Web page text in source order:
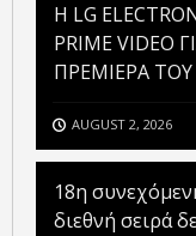
H LG
PRIME VIDEO
ΠΡΕΜΙΕΡΑ ΤΟΥ
AUGUST 2, 2026
18η
διεθνή σειρά